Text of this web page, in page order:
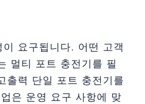
요구됩니다. 어떤 고객
멀티 포트 충전기를 필
출력 단일 포트 충전기를
은 운영 요구 사항에 맞